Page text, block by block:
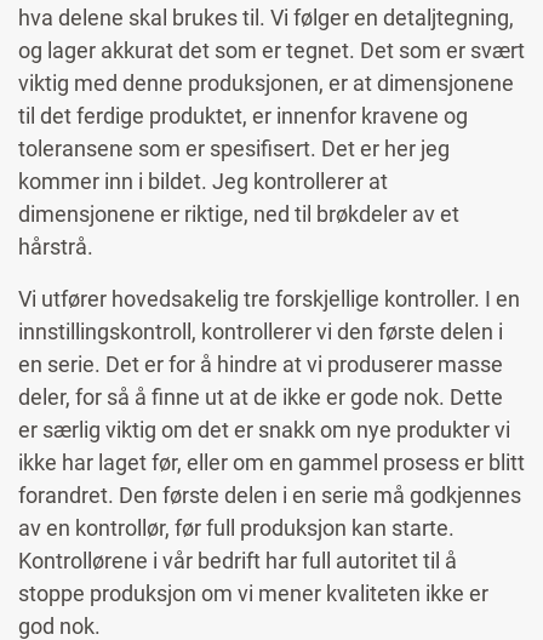
hva delene skal brukes til. Vi følger en detaljtegning,
og lager akkurat det som er tegnet. Det som er svært
viktig med denne produksjonen, er at dimensjonene
til det ferdige produktet, er innenfor kravene og
toleransene som er spesifisert. Det er her jeg
kommer inn i bildet. Jeg kontrollerer at
dimensjonene er riktige, ned til brøkdeler av et
hårstrå.
Vi utfører hovedsakelig tre forskjellige kontroller. I en
innstillingskontroll, kontrollerer vi den første delen i
en serie. Det er for å hindre at vi produserer masse
deler, for så å finne ut at de ikke er gode nok. Dette
er særlig viktig om det er snakk om nye produkter vi
ikke har laget før, eller om en gammel prosess er blitt
forandret. Den første delen i en serie må godkjennes
av en kontrollør, før full produksjon kan starte.
Kontrollørene i vår bedrift har full autoritet til å
stoppe produksjon om vi mener kvaliteten ikke er
god nok.